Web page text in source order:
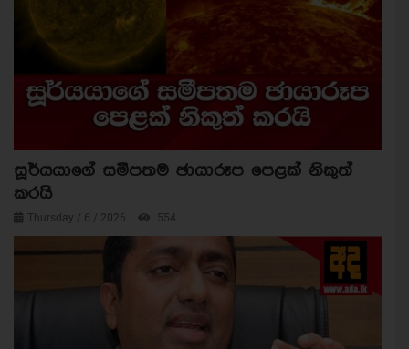
සූර්යයාගේ සමීපතම ඡායාරූප පෙළක් නිකුත්
කරයි
Thursday / 6 / 2026 554